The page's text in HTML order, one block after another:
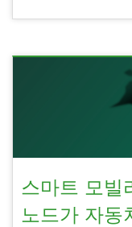
스마트 모빌
노드가 자동